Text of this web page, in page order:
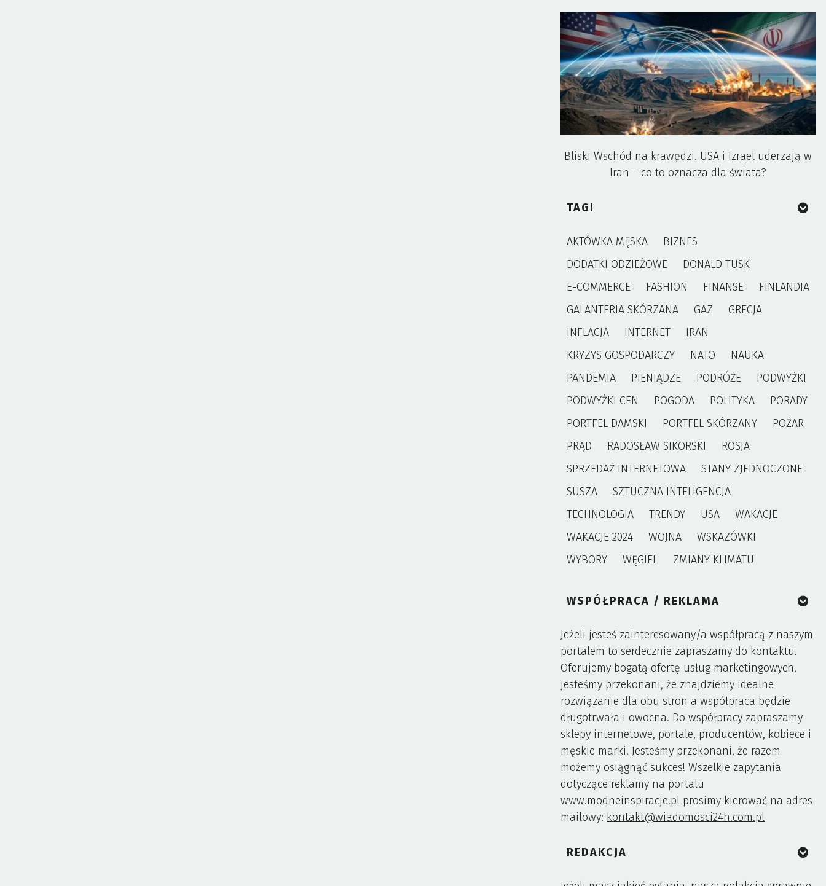
Bliski Wschód na krawędzi. USA i Izrael uderzają w
Iran – co to oznacza dla świata?
TAGI
AKTÓWKA MĘSKA
BIZNES
DODATKI ODZIEŻOWE
DONALD TUSK
E-COMMERCE
FASHION FINANSE
FINLANDIA
GALANTERIA SKÓRZANA
GAZ
GRECJA
INFLACJA
INTERNET
IRAN
KRYZYS GOSPODARCZY
NATO
NAUKA
PANDEMIA
PIENIĄDZE PODRÓŻE
PODWYŻKI
PODWYŻKI CEN
POGODA POLITYKA
PORADY
PORTFEL DAMSKI
PORTFEL SKÓRZANY
POŻAR
PRĄD
RADOSŁAW SIKORSKI
ROSJA
SPRZEDAŻ INTERNETOWA
STANY ZJEDNOCZONE
SUSZA
SZTUCZNA INTELIGENCJA
TECHNOLOGIA
TRENDY USA
WAKACJE
WAKACJE 2024
WOJNA
WSKAZÓWKI
WYBORY
WĘGIEL ZMIANY KLIMATU
WSPÓŁPRACA / REKLAMA
Jeżeli jesteś zainteresowany/a współpracą z naszym
portalem to serdecznie zapraszamy do kontaktu.
Oferujemy bogatą ofertę usług marketingowych,
jesteśmy przekonani, że znajdziemy idealne
rozwiązanie dla obu stron a współpraca będzie
długotrwała i owocna. Do współpracy zapraszamy
sklepy internetowe, portale, producentów, kobiece i
męskie marki. Jesteśmy przekonani, że razem
możemy osiągnąć sukces! Wszelkie zapytania
dotyczące reklamy na portalu
www.modneinspiracje.pl prosimy kierować na adres
mailowy: kontakt@wiadomosci24h.com.pl
REDAKCJA